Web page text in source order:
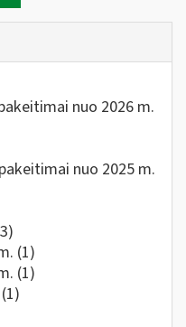
nuo 2026 m.
nuo 2025 m.
(1)
(1)
(1)